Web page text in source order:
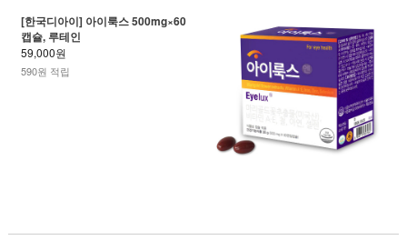
[한국디아이] 아이룩스 500mg×60
캡슐, 루테인
59,000원
590원 적립